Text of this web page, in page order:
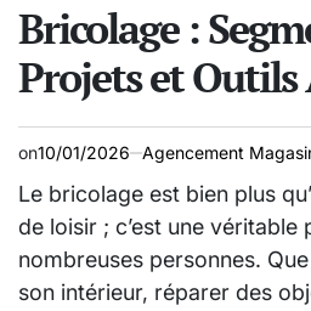
Bricolage :
Projets et Outils
on10/01/2026 Agencement
Le bricolage est bien plus
de loisir ; c’est une véritable
nombreuses personnes.
son intérieur, réparer des